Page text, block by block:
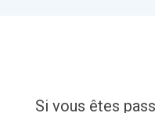
Si vous êtes